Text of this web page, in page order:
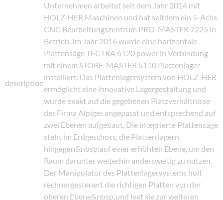
description
Unternehmen arbeitet seit dem Jahr 2014 mit
HOLZ-HER Maschinen und hat seitdem ein 5-Achs
CNC Bearbeitungszentrum PRO-MASTER 7225 in
Betrieb. Im Jahr 2016 wurde eine horizontale
Plattensäge TECTRA 6120 power in Verbindung
mit einem STORE-MASTER 5110 Plattenlager
installiert. Das Plattenlagersystem von HOLZ-HER
ermöglicht eine innovative Lagergestaltung und
wurde exakt auf die gegebenen Platzverhältnisse
der Firma Alpiger angepasst und entsprechend auf
zwei Ebenen aufgebaut. Die integrierte Plattensäge
steht im Erdgeschoss, die Platten lagern
hingegen&nbsp;auf einer erhöhten Ebene, um den
Raum darunter weiterhin andersweitig zu nutzen.
Der Manipulator des Plattenlagersystems holt
rechnergesteuert die richtigen Platten von der
oberen Ebene&nbsp;und legt sie zur weiteren